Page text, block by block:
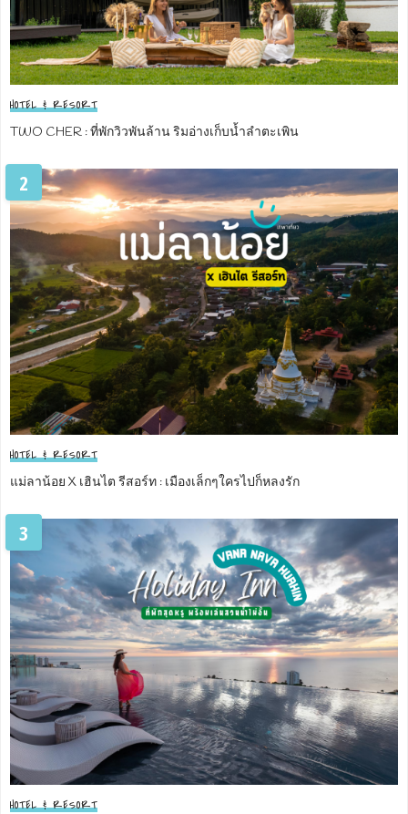
HOTEL & RESORT
TWO CHER : ที่พักวิวพันล้าน ริมอ่างเก็บน้ำลำตะเพิน
2
HOTEL & RESORT
แม่ลาน้อย X เฮินไต รีสอร์ท : เมืองเล็กๆใครไปก็หลงรัก
3
HOTEL & RESORT